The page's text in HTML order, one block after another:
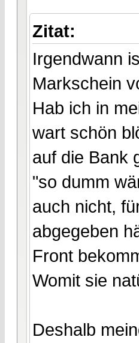
Zitat:
Irgendwann
Markschein
Hab ich in
wart schön
auf die Bank
"so dumm
auch nicht,
abgegeben
Front
Womit sie
Deshalb